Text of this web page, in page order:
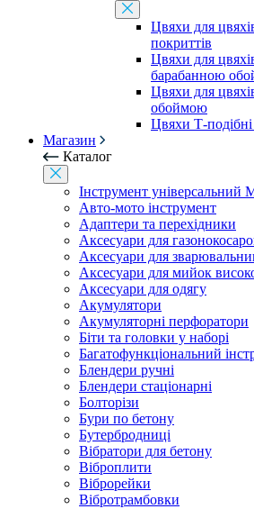
Цвяхи для
покриттів
Цвяхи для
барабанною
Цвяхи для
обоймою
Цвяхи Т-подібні
Магазин
Каталог
Інструмент універсальний
Авто-мото інструмент
Адаптери та перехідники
Аксесуари для
Аксесуари для
Аксесуари для мийок
Аксесуари для одягу
Акумулятори
Акумуляторні перфоратори
Біти та головки у наборі
Багатофункціональний
Блендери ручні
Блендери стаціонарні
Болторізи
Бури по бетону
Бутербродниці
Вібратори для бетону
Віброплити
Віброрейки
Вібротрамбовки